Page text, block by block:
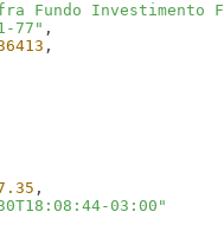
Fundo Investimento
77"